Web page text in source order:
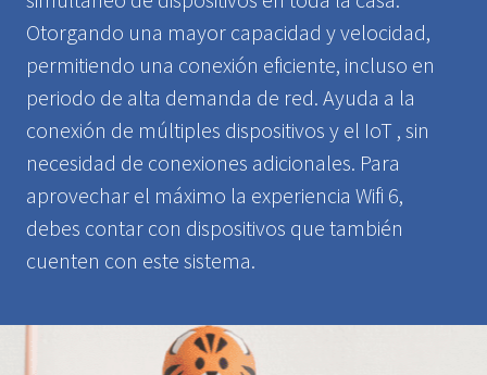
Otorgando una mayor capacidad y velocidad,
permitiendo una conexión eficiente, incluso en
periodo de alta demanda de red. Ayuda a la
conexión de múltiples dispositivos y el IoT , sin
necesidad de conexiones adicionales. Para
aprovechar el máximo la experiencia Wifi 6,
debes contar con dispositivos que también
cuenten con este sistema.